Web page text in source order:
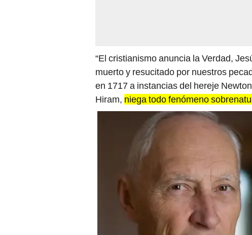
“El cristianismo anuncia la Verdad,
muerto y resucitado por nuestros
en 1717 a instancias del hereje
Hiram, niega todo fenómeno